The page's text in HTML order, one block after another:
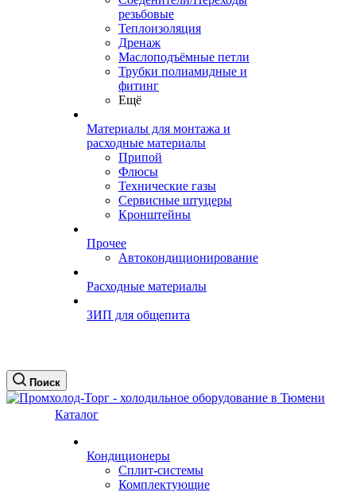
резьбовые
Теплоизоляция
Дренаж
Маслоподъёмные петли
Трубки полиамидные и
фитинг
Ещё
Материалы для монтажа и
расходные материалы
Припой
Флюсы
Технические газы
Сервисные штуцеры
Кронштейны
Прочее
Автокондиционирование
Расходные материалы
ЗИП для общепита
Поиск
Каталог
Кондиционеры
Сплит-системы
Комплектующие